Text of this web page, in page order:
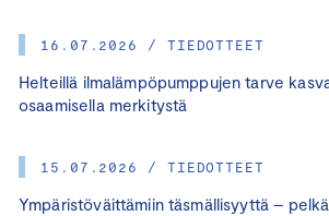
16.07.2026 / TIEDOTTEET
Helteillä ilmalämpöpumppujen tarve
osaamisella merkitystä
15.07.2026 / TIEDOTTEET
Ympäristöväittämiin täsmällisyyttä –